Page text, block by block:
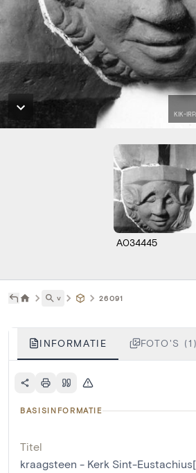
KIK-
A034445
˅ 26091
INFORMATIE FOTO'S (1)
BASISINFORMATIE
Titel
kraagsteen - Kerk Sint-